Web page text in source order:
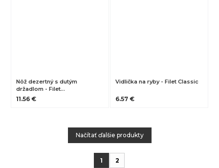
Nôž dezertný s dutým
držadlom - Filet…
11.56 €
Vidlička na ryby - Filet Classic
6.57 €
Načítať ďalšie produkty
1 2